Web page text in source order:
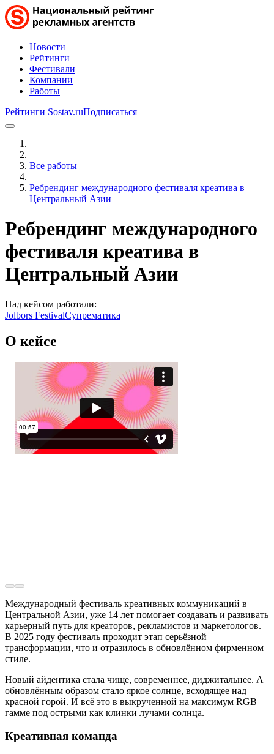
Новости
Рейтинги
Фестивали
Компании
Работы
Рейтинги Sostav.ruПодписаться
Все работы
Ребрендинг международного фестиваля креатива в
Центральный Азии
Ребрендинг международного
фестиваля креатива в
Центральный Азии
Над кейсом работали:
Jolbors FestivalСупрематика
О кейсе
Международный фестиваль креативных коммуникаций в
Центральной Азии, уже 14 лет помогает создавать и развивать
карьерный путь для креаторов, рекламистов и маркетологов.
В 2025 году фестиваль проходит этап серьёзной
трансформации, что и отразилось в обновлённом фирменном
стиле.
Новый айдентика стала чище, современнее, диджитальнее. А
обновлённым образом стало яркое солнце, всходящее над
красной горой. И всё это в выкрученной на максимум RGB
гамме под острыми как клинки лучами солнца.
Креативная команда